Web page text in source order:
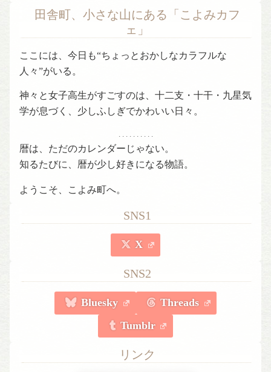
田舎町、小さな山にある「こよみカフ
ェ」
ここには、今日も“ちょっとおかしなカラフルな
人々”がいる。
神々と女子高生がすごすのは、十二支・十干・九星気
学が息づく、少しふしぎでかわいい日々。
. . . . . . . . . .
暦は、ただのカレンダーじゃない。
知るたびに、暦が少し好きになる物語。
ようこそ、こよみ町へ。
SNS1
X
SNS2
Bluesky
Threads
Tumblr
リンク